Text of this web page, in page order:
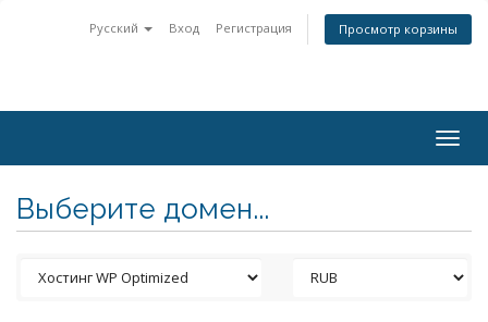
Русский Вход Регистрация Просмотр корзины
Выберите домен...